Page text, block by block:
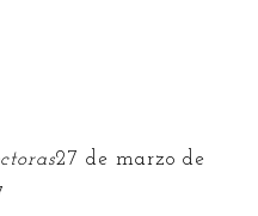
27 de marzo de